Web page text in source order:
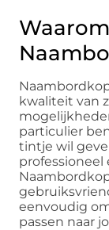
kwaliteit van
particulier
tintje wil
professioneel
eenvoudig
passen naar